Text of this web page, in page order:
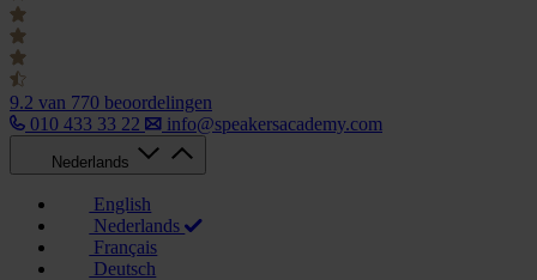
9.2 van 770 beoordelingen
010 433 33 22
info@speakersacademy.com
Nederlands
English
Nederlands
Français
Deutsch